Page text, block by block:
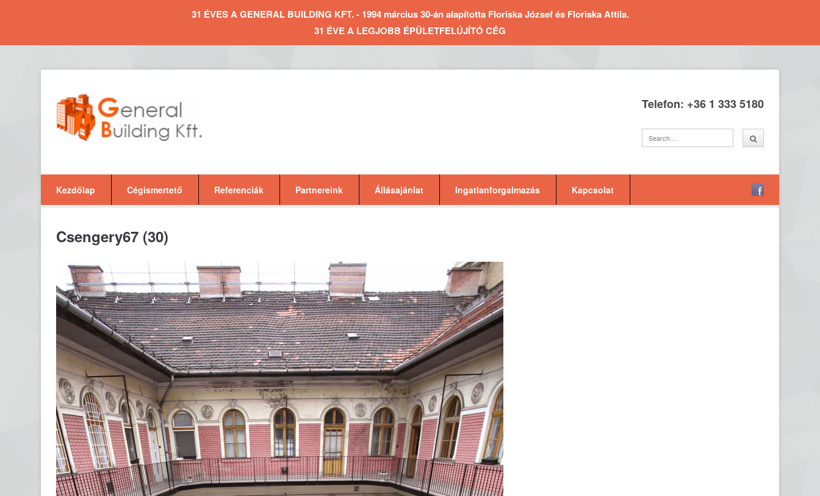
31 ÉVES A GENERAL BUILDING KFT. - 1994 március 30-án alapította Floriska József és Floriska Attila.
31 ÉVE A LEGJOBB ÉPÜLETFELÚJÍTÓ CÉG
Telefon: +36 1 333 5180
Kezdőlap Cégismertető Referenciák Partnereink Állásajánlat Ingatlanforgalmazás Kapcsolat
Csengery67 (30)